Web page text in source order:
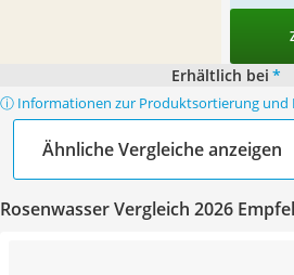
Erhältlich bei *
ⓘ Informationen zur Produktsortierung und
Ähnliche Vergleiche anzeigen
Rosenwasser Vergleich 2026